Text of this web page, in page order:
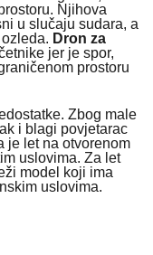
Njihova
u slučaju sudara, a
Dron za
jer je spor,
prostoru
Zbog male
i blagi povjetarac
je let na otvorenom
uslovima. Za let
model koji ima
uslovima.